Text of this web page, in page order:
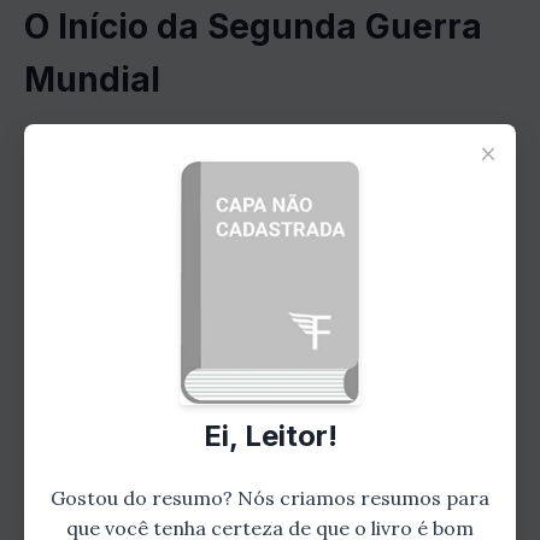
O Início da Segunda Guerra
Mundial
invasão da Polônia pela Alemanha em 1 de
setembro de 1939. A invasão da Polônia foi
Mundial. O Tratado de Versalhes havia
limitado o tamanho do exército alemão e
proibido a Alemanha de anexar territórios.
A invasão da Polônia levou à declaração de
Alemanha. A guerra começou na Europa, mas
×
Ei, Leitor!
Gostou do resumo? Nós criamos resumos para
que você tenha certeza de que o livro é bom